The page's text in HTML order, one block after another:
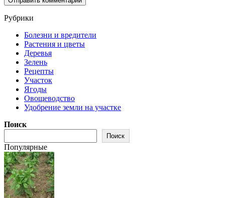
Рубрики
Болезни и вредители
Растения и цветы
Деревья
Зелень
Рецепты
Участок
Ягоды
Овощеводство
Удобрение земли на участке
Поиск
Поиск
Популярные